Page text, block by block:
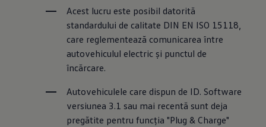
Acest lucru este posibil datorită
standardului de calitate DIN EN ISO 15118,
care reglementează comunicarea între
autovehiculul electric și punctul de
încărcare.
Autovehiculele care dispun de ID. Software
versiunea 3.1 sau mai recentă sunt deja
pregătite pentru funcția "Plug & Charge"